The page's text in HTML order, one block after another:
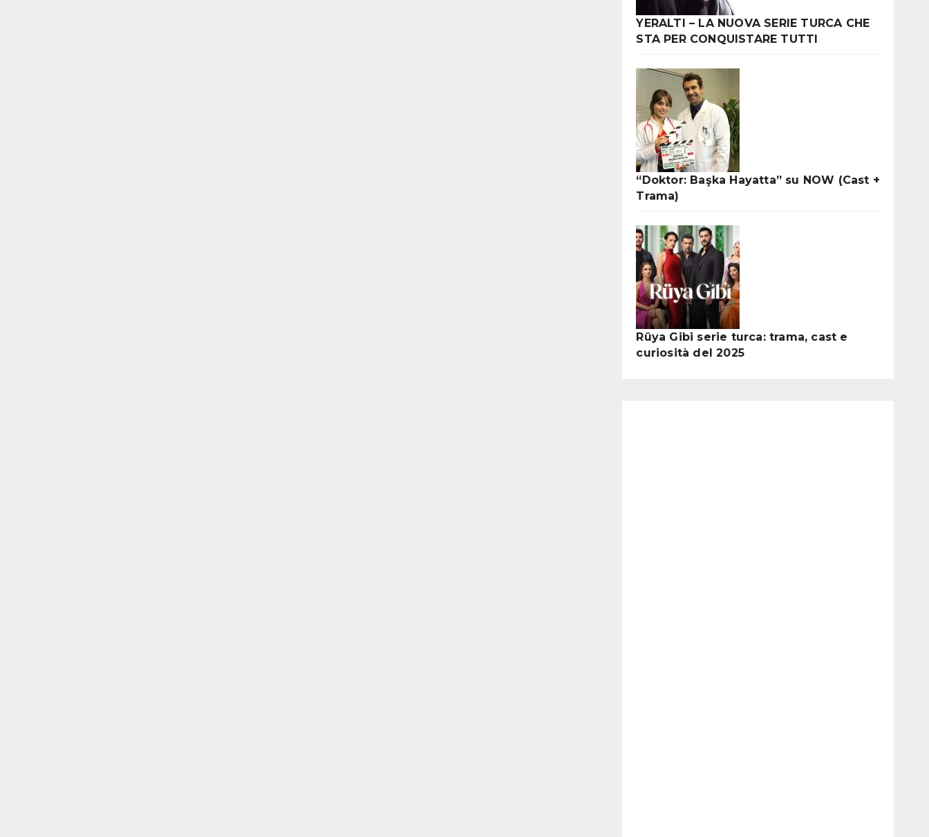
YERALTI – LA NUOVA SERIE TURCA CHE
STA PER CONQUISTARE TUTTI
“Doktor: Başka Hayatta” su NOW (Cast +
Trama)
Rüya Gibi serie turca: trama, cast e
curiosità del 2025